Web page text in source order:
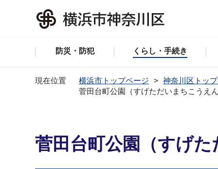
防災・防犯 くらし・手続き
現在位置 横浜市トップページ
神奈川区トッ
菅田台町公園（すげただいまちこうえ
菅田台町公園（すげ